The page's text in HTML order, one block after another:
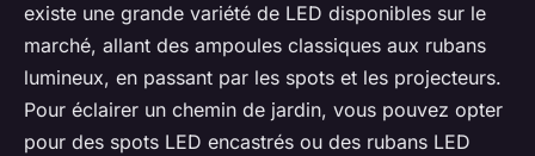
existe une grande variété de LED disponibles sur le
marché, allant des ampoules classiques aux rubans
lumineux, en passant par les spots et les projecteurs.
Pour éclairer un chemin de jardin, vous pouvez opter
pour des spots LED encastrés ou des rubans LED